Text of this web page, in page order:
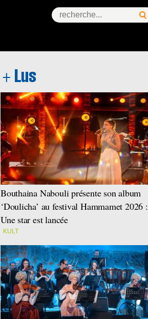
Bouthaina Nabouli présente son album
‘Doulicha’ au festival Hammamet 2026 :
Une star est lancée
KULT